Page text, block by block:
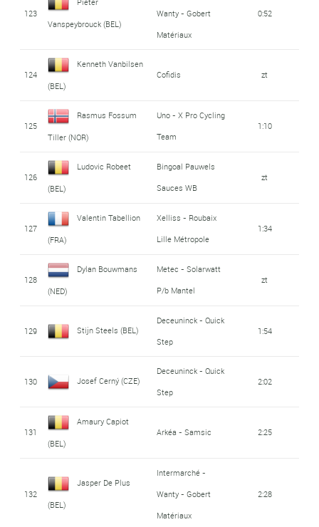
123
Vanspeybrouck (BEL)
Wanty - Gobert
Matériaux
0:52
124
Kenneth Vanbilsen
(BEL)
Cofidis zt
125
Rasmus Fossum
Tiller (NOR)
Uno - X Pro Cycling
Team
1:10
126
Ludovic Robeet
(BEL)
Bingoal Pauwels
Sauces WB
zt
127
Valentin Tabellion
(FRA)
Xelliss - Roubaix
Lille Métropole
1:34
128
Dylan Bouwmans
(NED)
Metec - Solarwatt
P/b Mantel
zt
129 Stijn Steels (BEL)
Deceuninck - Quick
Step
1:54
130 Josef Cerný (CZE)
Deceuninck - Quick
Step
2:02
131
Amaury Capiot
(BEL)
Arkéa - Samsic 2:25
132
Jasper De Plus
(BEL)
Intermarché -
Wanty - Gobert
Matériaux
2:28